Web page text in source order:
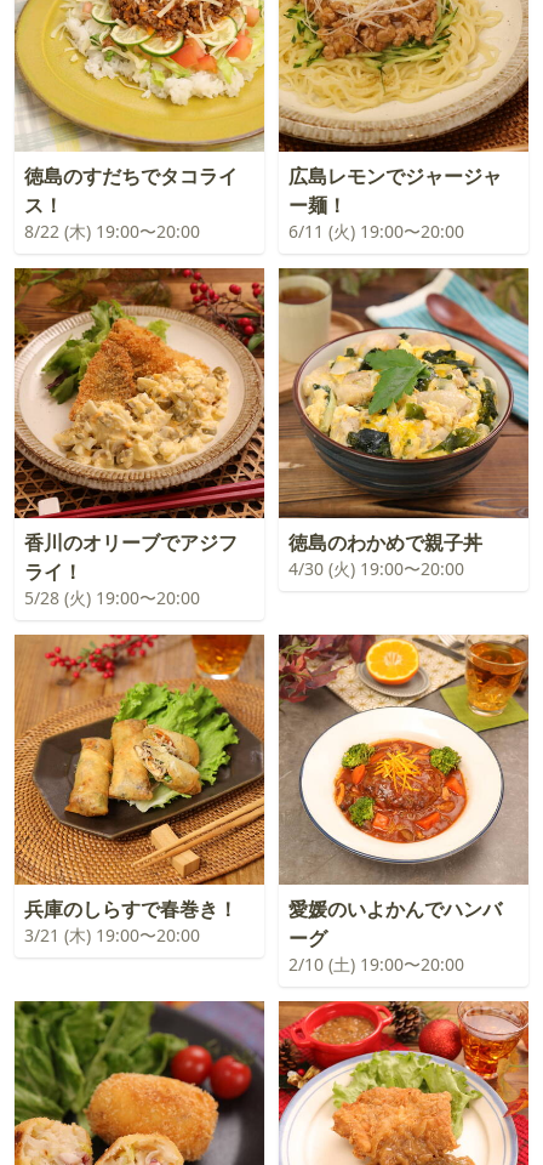
徳島のすだちでタコライ
ス！
8/22 (木) 19:00〜20:00
広島レモンでジャージャ
ー麺！
6/11 (火) 19:00〜20:00
香川のオリーブでアジフ
ライ！
5/28 (火) 19:00〜20:00
徳島のわかめで親子丼
4/30 (火) 19:00〜20:00
兵庫のしらすで春巻き！
3/21 (木) 19:00〜20:00
愛媛のいよかんでハンバ
ーグ
2/10 (土) 19:00〜20:00